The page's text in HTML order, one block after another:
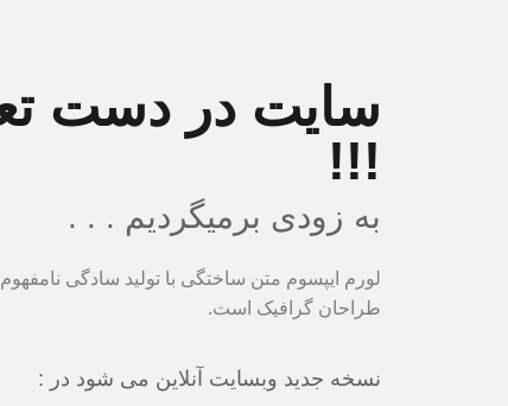
سایت در دست
!!!
به زودی برمیگردیم . . .
لورم ایپسوم متن ساختگی با تولید سادگی
طراحان گرافیک است.
نسخه جدید وبسایت آنلاین می شود در :